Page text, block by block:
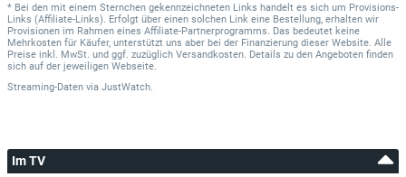
* Bei den mit einem Sternchen gekennzeichneten Links handelt es sich um Provisions-
Links (Affiliate-Links). Erfolgt über einen solchen Link eine Bestellung, erhalten wir
Provisionen im Rahmen eines Affiliate-Partnerprogramms. Das bedeutet keine
Mehrkosten für Käufer, unterstützt uns aber bei der Finanzierung dieser Website. Alle
Preise inkl. MwSt. und ggf. zuzüglich Versandkosten. Details zu den Angeboten finden
sich auf der jeweiligen Webseite.
Streaming-Daten via JustWatch.
Im TV